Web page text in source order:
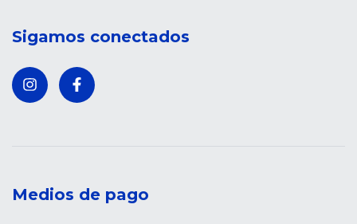
Sigamos conectados
Medios de pago